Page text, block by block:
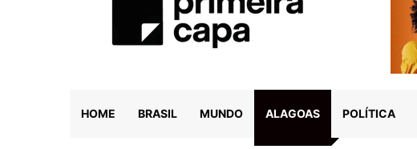
HOME BRASIL MUNDO ALAGOAS POLÍTICA